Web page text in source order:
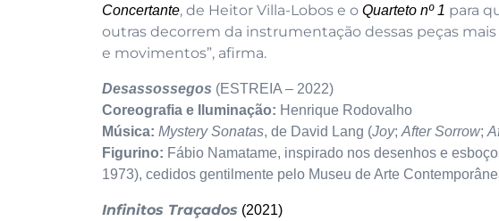
Concertante, de Heitor Villa-Lobos e o Quarteto nº 1 para
outras decorrem da instrumentação dessas peças
e movimentos”, afirma.
Desassossegos (ESTREIA – 2022)
Coreografia e Iluminação: Henrique Rodovalho
Música: Mystery Sonatas, de David Lang (Joy; After Sorrow;
Figurino: Fábio Namatame, inspirado nos desenhos e
1973), cedidos gentilmente pelo Museu de Arte
Infinitos Traçados (2021)